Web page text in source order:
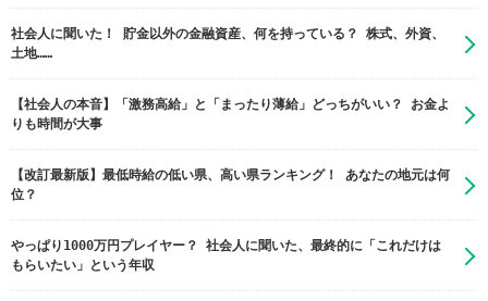
社会人に聞いた！ 貯金以外の金融資産、何を持っている？ 株式、外資、
土地……
【社会人の本音】「激務高給」と「まったり薄給」どっちがいい？ お金よ
りも時間が大事
【改訂最新版】最低時給の低い県、高い県ランキング！ あなたの地元は何
位？
やっぱり1000万円プレイヤー？ 社会人に聞いた、最終的に「これだけは
もらいたい」という年収